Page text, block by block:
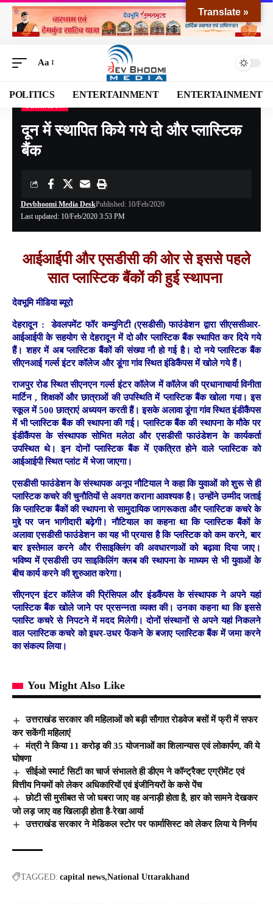
Aa
POLITICS ENTERTAINMENT ENTERTAINMENT
Devbhoomi Media>Blog>NATIONAL>UTTARAKHAND>DEHRADUN
दून में स्थापित किये गये दो और प्लास्टिक
बैंक
Last updated: 10/Feb/2020 3:53 PM
Devbhoomi Media DeskPublished: 10/Feb/2020
आईआईपी और एसडीसी की ओर से इससे पहले
सात प्लास्टिक बैंकों की हुई स्थापना
देवभूमि मीडिया ब्यूरो
देहरादून :
डेवलपमेंट फॉर कम्युनिटी (एसडीसी) फाउंडेशन द्वारा सीएससीआर-
आईआईपी के सहयोग से देहरादून में दो और प्लास्टिक बैंक स्थापित कर दिये गये
हैं। शहर में अब प्लास्टिक बैंकों की संख्या नौ हो गई है। दो नये प्लास्टिक बैंक
सीएनआई गर्ल्स इंटर कॉलेज और डूंगा गांव स्थित इंडिकैंपस में खोले गये हैं।
राजपुर रोड स्थित सीएनएन गर्ल्स इंटर कॉलेज में कॉलेज की प्रधानाचार्या विनीता
मार्टिन , शिक्षकों और छात्राओं की उपस्थिति में प्लास्टिक बैंक खोला गया। इस
स्कूल में 500 छात्राएं अध्ययन करती हैं। इसके अलावा डूंगा गांव स्थित इंडीकैंपस
में भी प्लास्टिक बैंक की स्थापना की गई। प्लास्टिक बैंक की स्थापना के मौके पर
इंडीकैंपस के संस्थापक सोभित मलेठा और एसडीसी फाउंडेशन के कार्यकर्ता
उपस्थित थे। इन दोनों प्लास्टिक बैंक में एकत्रित होने वाले प्लास्टिक को
आईआईपी स्थित प्लांट में भेजा जाएगा।
एसडीसी फाउंडेशन के संस्थापक अनूप नौटियाल ने कहा कि युवाओं को शुरू से ही
प्लास्टिक कचरे की चुनौतियों से अवगत कराना आवश्यक है। उन्होंने उम्मीद जताई
कि प्लास्टिक बैंकों की स्थापना से सामुदायिक जागरूकता और प्लास्टिक कचरे के
मुद्दे पर जन भागीदारी बढ़ेगी। नौटियाल का कहना था कि प्लास्टिक बैंकों के
अलावा एसडीसी फाउंडेशन का यह भी प्रयास है कि प्लस्टिक को कम करने, बार
बार इस्तेमाल करने और रीसाइक्लिंग की अवधारणाओं को बढ़ावा दिया जाए।
भविष्य में एसडीसी उप साइकिलिंग क्लब की स्थापना के माध्यम से भी युवाओं के
बीच कार्य करने की शुरुआत करेगा।
सीएनएन इंटर कॉलेज की प्रिंसिपल और इंडकैंपस के संस्थापक ने अपने यहां
प्लास्टिक बैंक खोले जाने पर प्रसन्नता व्यक्त की। उनका कहना था कि इससे
प्लास्टि कचरे से निपटने में मदद मिलेगी। दोनों संस्थानों से अपने यहां निकलने
वाल प्लास्टिक कचरे को इधर-उधर फेंकने के बजाए प्लास्टिक बैंक में जमा करने
का संकल्प लिया।
You Might Also Like
उत्तराखंड सरकार की महिलाओं को बड़ी सौगात रोडवेज बसों में फ्री में सफर
कर सकेंगी महिलाएं
मंत्री ने किया 11 करोड़ की 35 योजनाओं का शिलान्यास एवं लोकार्पण, की ये
घोषणा
सीईओ स्मार्ट सिटी का चार्ज संभालते ही डीएम ने कॉन्ट्रैक्ट एग्रीमेंट एवं
वित्तीय नियमों को लेकर अधिकारियों एवं इंजीनियरों के कसे पेंच
छोटी सी मुसीबत से जो घबरा जाए वह अनाड़ी होता है, हार को सामने देखकर
जो लड़ जाए वह खिलाड़ी होता है-रेखा आर्या
उत्तराखंड सरकार ने मेडिकल स्टोर पर फार्मासिस्ट को लेकर लिया ये निर्णय
TAGGED: capital news National Uttarakhand
Translate »